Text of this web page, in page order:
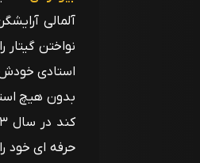
آلمالی
نواختن
استادی خودش
بدون هیچ
حرفه ای خود